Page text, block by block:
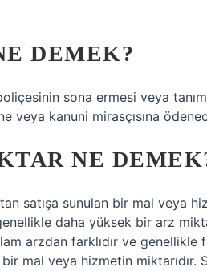
DEMEK?
sona ermesi veya
veya kanuni mirasçısına
NE
satışa sunulan bir mal veya
daha yüksek bir arz
arzdan farklıdır ve genellikle
mal veya hizmetin